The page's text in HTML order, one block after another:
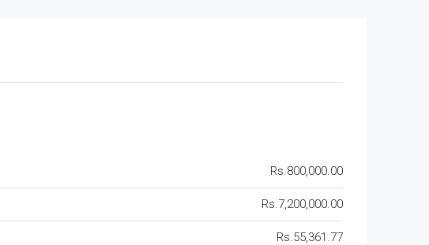
Rs.800,000.00
Rs.7,200,000.00
Rs.55,361.77